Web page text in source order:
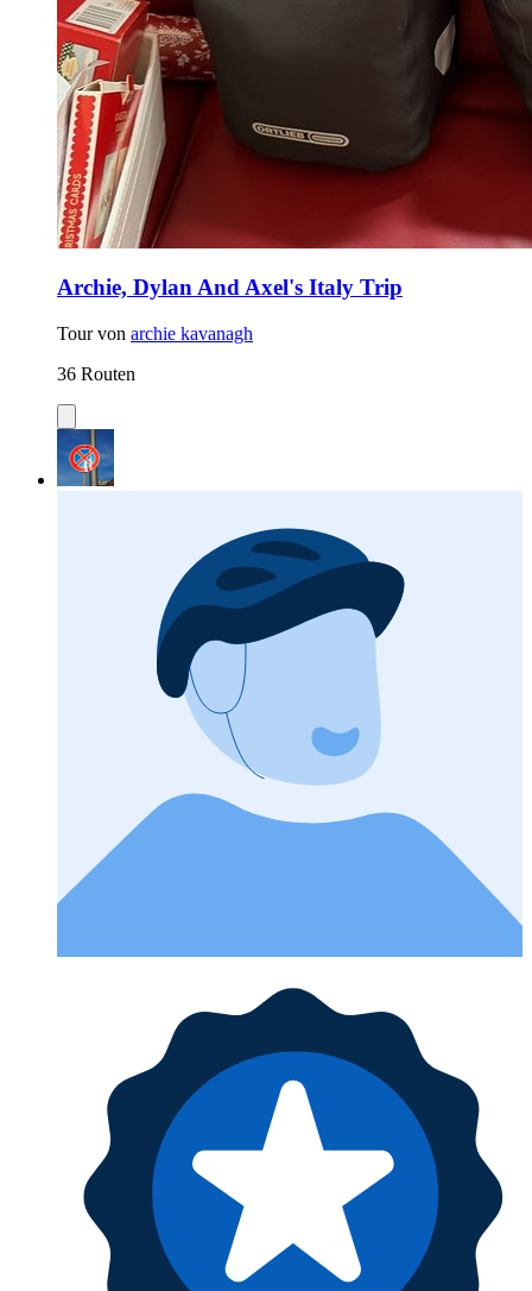
Archie, Dylan And Axel's Italy Trip
Tour von archie kavanagh
36 Routen